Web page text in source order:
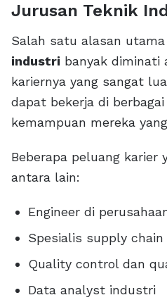
Jurusan Teknik
Salah satu alasan utama
industri banyak diminati
kariernya yang sangat
dapat bekerja di
kemampuan mereka
Beberapa peluang karier
antara lain:
Engineer di
Spesialis supply
Quality control dan
Data analyst industri